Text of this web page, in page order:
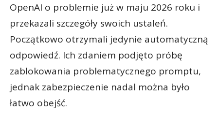
OpenAI o problemie już w maju 2026 roku i
przekazali szczegóły swoich ustaleń.
Początkowo otrzymali jedynie automatyczną
odpowiedź. Ich zdaniem podjęto próbę
zablokowania problematycznego promptu,
jednak zabezpieczenie nadal można było
łatwo obejść.